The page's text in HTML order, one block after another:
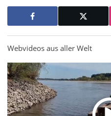
Webvideos aus aller Welt